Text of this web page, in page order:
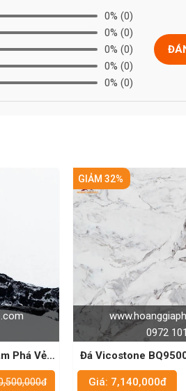
0% (0)
0% (0)
0% (0)
0% (0)
0% (0)
0972 101 656
BQ9500 - Đối Tác Tin Cậy
Bàn Bếp Đẹp Mắt
Giá: 10,500,000đ